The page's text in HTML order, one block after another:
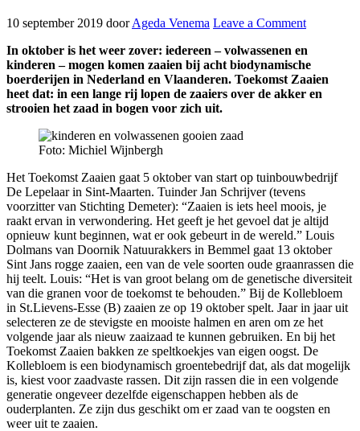
10 september 2019 doorAgeda Venema Leave a Comment
In oktober is het weer zover: iedereen – volwassenen en
kinderen – mogen komen zaaien bij acht biodynamische
boerderijen in Nederland en Vlaanderen. Toekomst Zaaien
heet dat: in een lange rij lopen de zaaiers over de akker en
strooien het zaad in bogen voor zich uit.
Foto: Michiel Wijnbergh
Het Toekomst Zaaien gaat 5 oktober van start op tuinbouwbedrijf
De Lepelaar in Sint-Maarten. Tuinder Jan Schrijver (tevens
voorzitter van Stichting Demeter): “Zaaien is iets heel moois, je
raakt ervan in verwondering. Het geeft je het gevoel dat je altijd
opnieuw kunt beginnen, wat er ook gebeurt in de wereld.” Louis
Dolmans van Doornik Natuurakkers in Bemmel gaat 13 oktober
Sint Jans rogge zaaien, een van de vele soorten oude graanrassen die
hij teelt. Louis: “Het is van groot belang om de genetische diversiteit
van die granen voor de toekomst te behouden.” Bij de Kollebloem
in St.Lievens-Esse (B) zaaien ze op 19 oktober spelt. Jaar in jaar uit
selecteren ze de stevigste en mooiste halmen en aren om ze het
volgende jaar als nieuw zaaizaad te kunnen gebruiken. En bij het
Toekomst Zaaien bakken ze speltkoekjes van eigen oogst. De
Kollebloem is een biodynamisch groentebedrijf dat, als dat mogelijk
is, kiest voor zaadvaste rassen. Dit zijn rassen die in een volgende
generatie ongeveer dezelfde eigenschappen hebben als de
ouderplanten. Ze zijn dus geschikt om er zaad van te oogsten en
weer uit te zaaien.